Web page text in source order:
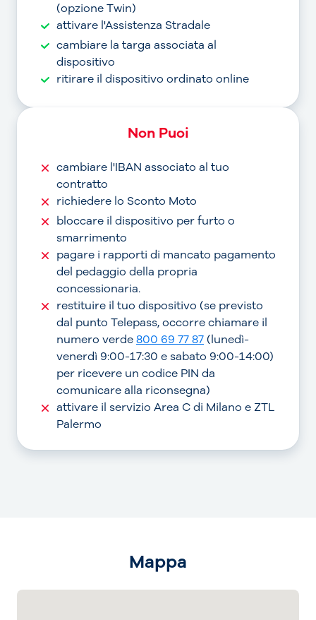
(opzione Twin)
attivare l'Assistenza Stradale
cambiare la targa associata al
dispositivo
ritirare il dispositivo ordinato online
Non Puoi
cambiare l'IBAN associato al tuo
contratto
richiedere lo Sconto Moto
bloccare il dispositivo per furto o
smarrimento
pagare i rapporti di mancato pagamento
del pedaggio della propria
concessionaria.
restituire il tuo dispositivo (se previsto
dal punto Telepass, occorre chiamare il
numero verde800 69 77 87(lunedì-
venerdì 9:00-17:30 e sabato 9:00-14:00)
per ricevere un codice PIN da
comunicare alla riconsegna)
attivare il servizio Area C di Milano e ZTL
Palermo
Mappa